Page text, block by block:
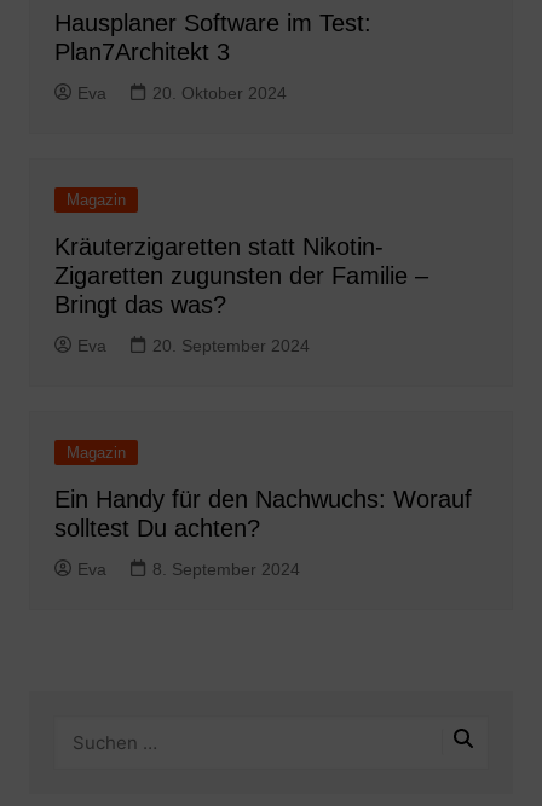
Hausplaner Software im Test:
Plan7Architekt 3
Eva 20. Oktober 2024
Magazin
Kräuterzigaretten statt Nikotin-
Zigaretten zugunsten der Familie –
Bringt das was?
Eva 20. September 2024
Magazin
Ein Handy für den Nachwuchs: Worauf
solltest Du achten?
Eva 8. September 2024